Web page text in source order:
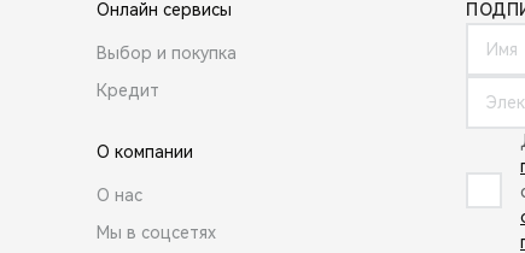
Онлайн сервисы
Выбор и покупка
Кредит
О компании
О нас
Мы в соцсетях